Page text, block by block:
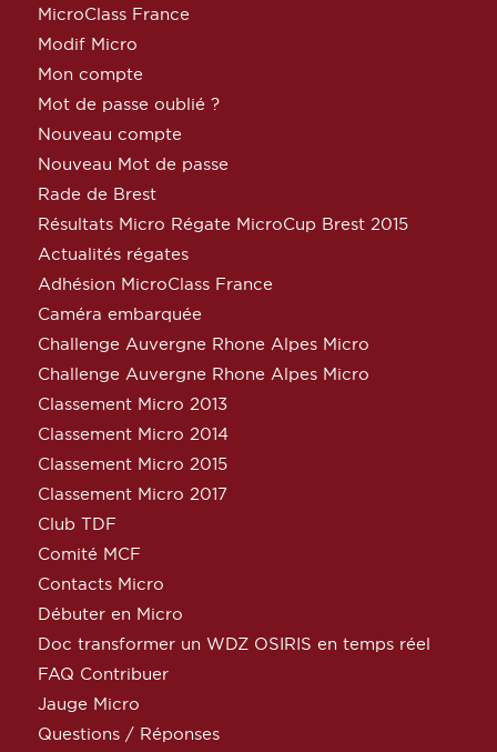
MicroClass France
Modif Micro
Mon compte
Mot de passe oublié ?
Nouveau compte
Nouveau Mot de passe
Rade de Brest
Résultats Micro Régate MicroCup Brest 2015
Actualités régates
Adhésion MicroClass France
Caméra embarquée
Challenge Auvergne Rhone Alpes Micro
Challenge Auvergne Rhone Alpes Micro
Classement Micro 2013
Classement Micro 2014
Classement Micro 2015
Classement Micro 2017
Club TDF
Comité MCF
Contacts Micro
Débuter en Micro
Doc transformer un WDZ OSIRIS en temps réel
FAQ Contribuer
Jauge Micro
Questions / Réponses